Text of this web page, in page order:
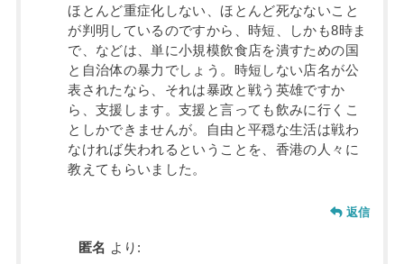
ほとんど重症化しない、ほとんど死なないこと
が判明しているのですから、時短、しかも8時ま
で、などは、単に小規模飲食店を潰すための国
と自治体の暴力でしょう。時短しない店名が公
表されたなら、それは暴政と戦う英雄ですか
ら、支援します。支援と言っても飲みに行くこ
としかできませんが。自由と平穏な生活は戦わ
なければ失われるということを、香港の人々に
教えてもらいました。
返信
匿名 より: